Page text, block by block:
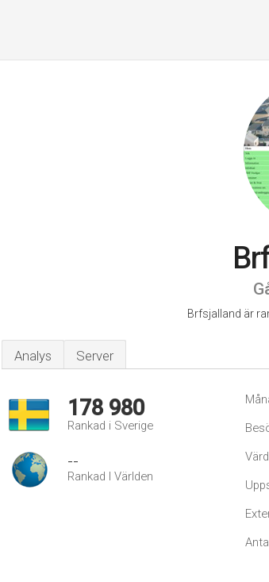
Brfsjalland är
Analys Server
178 980
Rankad i Sverige
--
Rankad I Världen